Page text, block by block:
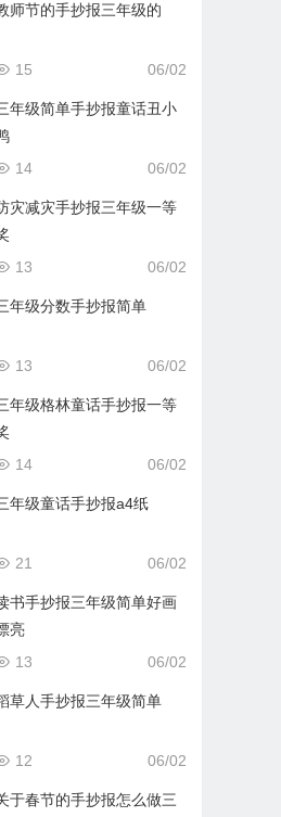
师节的手抄报三年级的
06/02
15
年级简单手抄报童话丑小
06/02
14
灾减灾手抄报三年级一等
06/02
13
年级分数手抄报简单
06/02
13
年级格林童话手抄报一等
06/02
14
年级童话手抄报a4纸
06/02
21
书手抄报三年级简单好画
亮
06/02
13
草人手抄报三年级简单
06/02
12
于春节的手抄报怎么做三